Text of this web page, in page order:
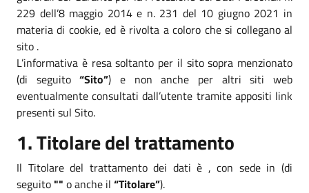
229 dell’8 maggio 2014 e n. 231 del 10 giugno 2021 in
materia di cookie, ed è rivolta a coloro che si collegano al
sito .
L’informativa è resa soltanto per il sito sopra menzionato
(di seguito“Sito”) e non anche per altri siti web
eventualmente consultati dall’utente tramite appositi link
presenti sul Sito.
1. Titolare del trattamento
Il Titolare del trattamento dei dati è , con sede in (di
seguito"" o anche il “Titolare”).